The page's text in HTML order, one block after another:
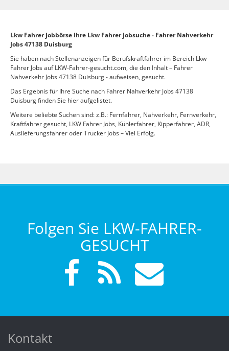
Lkw Fahrer Jobbörse Ihre Lkw Fahrer Jobsuche - Fahrer Nahverkehr
Jobs 47138 Duisburg
Sie haben nach Stellenanzeigen für Berufskraftfahrer im Bereich Lkw
Fahrer Jobs auf LKW-Fahrer-gesucht.com, die den Inhalt – Fahrer
Nahverkehr Jobs 47138 Duisburg - aufweisen, gesucht.
Das Ergebnis für Ihre Suche nach Fahrer Nahverkehr Jobs 47138
Duisburg finden Sie hier aufgelistet.
Weitere beliebte Suchen sind: z.B.: Fernfahrer, Nahverkehr, Fernverkehr,
Kraftfahrer gesucht, LKW Fahrer Jobs, Kühlerfahrer, Kipperfahrer, ADR,
Auslieferungsfahrer oder Trucker Jobs – Viel Erfolg.
Folgen Sie LKW-FAHRER-
GESUCHT
Kontakt